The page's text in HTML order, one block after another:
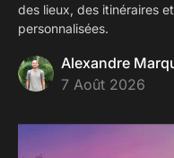
des lieux, des itinéraires
personnalisées.
Alexandre
7 Août 2026